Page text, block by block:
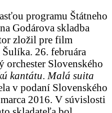
programu Štátneho
Godárova skladba
zložil pre film
26. februára
Slovenského
kantátu. Malá suita
v podaní Slovenského
2016. V súvislosti